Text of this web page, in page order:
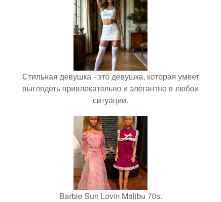
Стильная девушка - это девушка, которая умеет
выглядеть привлекательно и элегантно в любои
ситуации.
Barbie Sun Lovin Malibu 70s.